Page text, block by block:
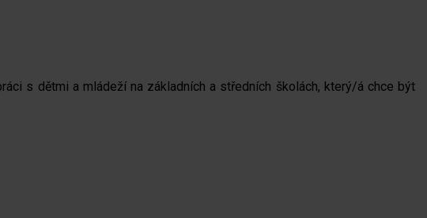
s dětmi a mládeží na základních a středních školách, který/á chce být